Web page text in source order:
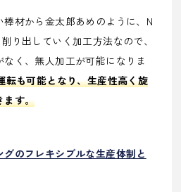
材から金太郎あめのように、N
り出していく加工方法なので、
く、無人加工が可能になりま
転も可能となり、生産性高く旋
ます。
のフレキシブルな生産体制と